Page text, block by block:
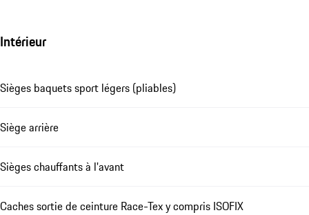
Intérieur
Sièges baquets sport légers (pliables)
Siège arrière
Sièges chauffants à l'avant
Caches sortie de ceinture Race-Tex y compris ISOFIX